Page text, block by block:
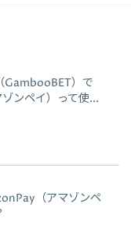
GambooBET）で
ンペイ）って使...
（アマゾンペ